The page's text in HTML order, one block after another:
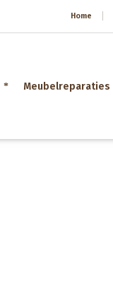
Home
Meubelreparaties